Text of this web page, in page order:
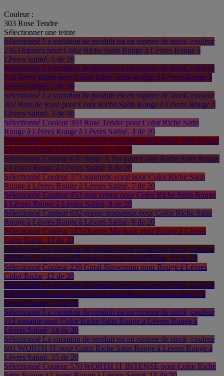
Couleur :
303 Rose Tendre
Sélectionner une teinte
Sélectionné La variation de produit est en rupture de stock, couleur
236 Organza pour Color Riche Satin Rouge à Lèvres Rouge à
Lèvres Satiné, 1 de 20
Sélectionné La variation de produit est en rupture de stock, couleur
258 Berry Blush pour Color Riche Satin Rouge à Lèvres Rouge à
Lèvres Satiné, 2 de 20
Sélectionné La variation de produit est en rupture de stock, couleur
302 Bois de Rose pour Color Riche Satin Rouge à Lèvres Rouge à
Lèvres Satiné, 3 de 20
Sélectionné Couleur 303 Rose Tendre pour Color Riche Satin
Rouge à Lèvres Rouge à Lèvres Satiné, 4 de 20
Sélectionné Couleur 377 Perfect Red pour Color Riche Satin Rouge
à Lèvres Rouge à Lèvres Satiné, 5 de 20
Sélectionné Couleur 630 Beige A Nu pour Color Riche Satin Rouge
à Lèvres Rouge à Lèvres Satiné, 6 de 20
Sélectionné Couleur 373 magnetic coral pour Color Riche Satin
Rouge à Lèvres Rouge à Lèvres Satiné, 7 de 20
Sélectionné Couleur 453 rose creme pour Color Riche Satin Rouge
à Lèvres Rouge à Lèvres Satiné, 8 de 20
Sélectionné Couleur 632 greige amoureux pour Color Riche Satin
Rouge à Lèvres Rouge à Lèvres Satiné, 9 de 20
Sélectionné Couleur 163 Orange Magique pour Rouge à Lèvres
Color Riche, 10 de 20
Sélectionné La variation de produit est en rupture de stock, couleur
108 Brun Cuivré pour Rouge à Lèvres Color Riche, 11 de 20
Sélectionné Couleur 230 Coral Showroom pour Rouge à Lèvres
Color Riche, 12 de 20
Sélectionné La variation de produit est en rupture de stock, couleur
L'ICONIQUE pour Color Riche Satin Rouge à Lèvres Rouge à
Lèvres Satiné, 13 de 20
Sélectionné La variation de produit est en rupture de stock, couleur
112 paname pour Color Riche Satin Rouge à Lèvres Rouge à
Lèvres Satiné, 14 de 20
Sélectionné La variation de produit est en rupture de stock, couleur
601 WORTH IT pour Color Riche Satin Rouge à Lèvres Rouge à
Lèvres Satiné, 15 de 20
Sélectionné Couleur 570 WORTH IT INTENSE pour Color Riche